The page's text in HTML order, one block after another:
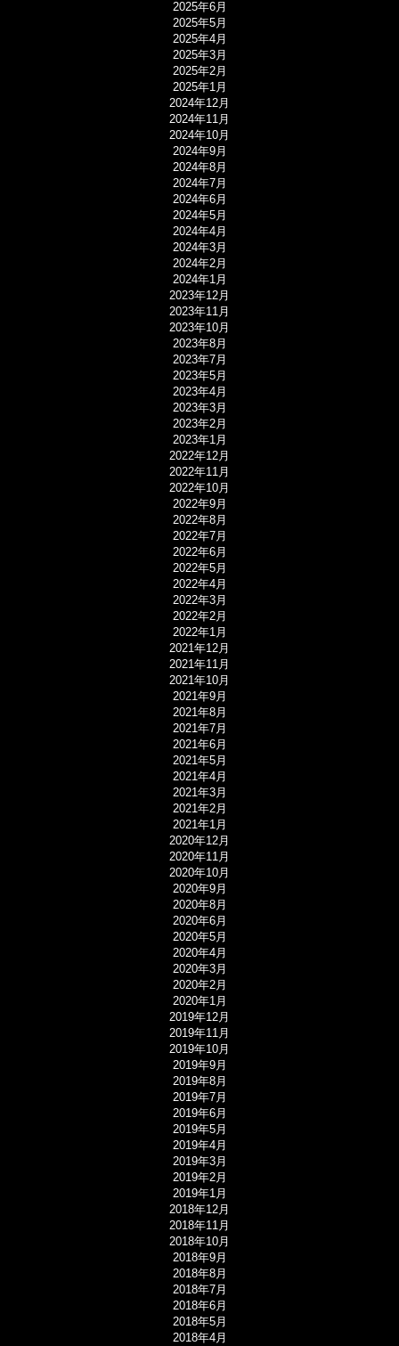
2025年6月
2025年5月
2025年4月
2025年3月
2025年2月
2025年1月
2024年12月
2024年11月
2024年10月
2024年9月
2024年8月
2024年7月
2024年6月
2024年5月
2024年4月
2024年3月
2024年2月
2024年1月
2023年12月
2023年11月
2023年10月
2023年8月
2023年7月
2023年5月
2023年4月
2023年3月
2023年2月
2023年1月
2022年12月
2022年11月
2022年10月
2022年9月
2022年8月
2022年7月
2022年6月
2022年5月
2022年4月
2022年3月
2022年2月
2022年1月
2021年12月
2021年11月
2021年10月
2021年9月
2021年8月
2021年7月
2021年6月
2021年5月
2021年4月
2021年3月
2021年2月
2021年1月
2020年12月
2020年11月
2020年10月
2020年9月
2020年8月
2020年6月
2020年5月
2020年4月
2020年3月
2020年2月
2020年1月
2019年12月
2019年11月
2019年10月
2019年9月
2019年8月
2019年7月
2019年6月
2019年5月
2019年4月
2019年3月
2019年2月
2019年1月
2018年12月
2018年11月
2018年10月
2018年9月
2018年8月
2018年7月
2018年6月
2018年5月
2018年4月